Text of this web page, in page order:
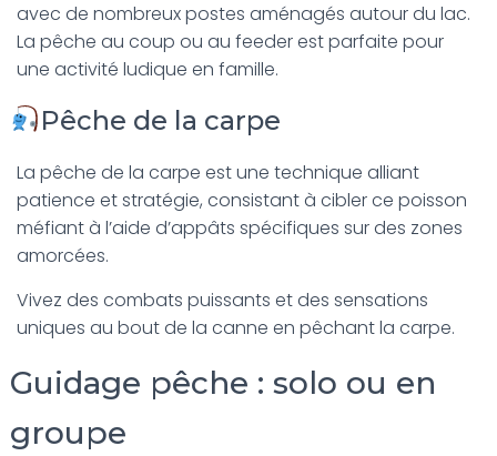
avec de nombreux postes aménagés autour du lac.
La pêche au coup ou au feeder est parfaite pour
une activité ludique en famille.
Pêche de la carpe
La pêche de la carpe est une technique alliant
patience et stratégie, consistant à cibler ce poisson
méfiant à l’aide d’appâts spécifiques sur des zones
amorcées.
Vivez des combats puissants et des sensations
uniques au bout de la canne en pêchant la carpe.
Guidage pêche : solo ou en
groupe